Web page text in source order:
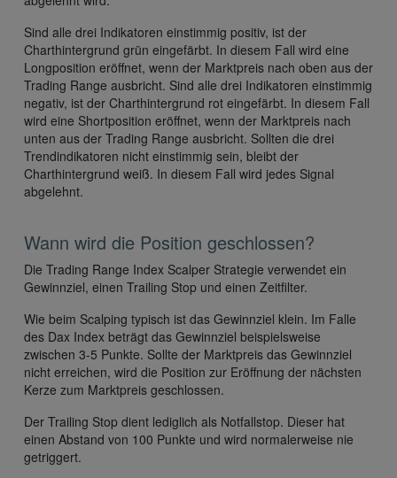
Sind alle drei Indikatoren einstimmig positiv, ist der
Charthintergrund grün eingefärbt. In diesem Fall wird eine
Longposition eröffnet, wenn der Marktpreis nach oben aus der
Trading Range ausbricht. Sind alle drei Indikatoren einstimmig
negativ, ist der Charthintergrund rot eingefärbt. In diesem Fall
wird eine Shortposition eröffnet, wenn der Marktpreis nach
unten aus der Trading Range ausbricht. Sollten die drei
Trendindikatoren nicht einstimmig sein, bleibt der
Charthintergrund weiß. In diesem Fall wird jedes Signal
abgelehnt.
Wann wird die Position geschlossen?
Die Trading Range Index Scalper Strategie verwendet ein
Gewinnziel, einen Trailing Stop und einen Zeitfilter.
Wie beim Scalping typisch ist das Gewinnziel klein. Im Falle
des Dax Index beträgt das Gewinnziel beispielsweise
zwischen 3-5 Punkte. Sollte der Marktpreis das Gewinnziel
nicht erreichen, wird die Position zur Eröffnung der nächsten
Kerze zum Marktpreis geschlossen.
Der Trailing Stop dient lediglich als Notfallstop. Dieser hat
einen Abstand von 100 Punkte und wird normalerweise nie
getriggert.